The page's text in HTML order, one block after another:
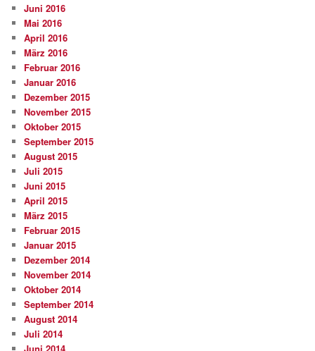
Juni 2016
Mai 2016
April 2016
März 2016
Februar 2016
Januar 2016
Dezember 2015
November 2015
Oktober 2015
September 2015
August 2015
Juli 2015
Juni 2015
April 2015
März 2015
Februar 2015
Januar 2015
Dezember 2014
November 2014
Oktober 2014
September 2014
August 2014
Juli 2014